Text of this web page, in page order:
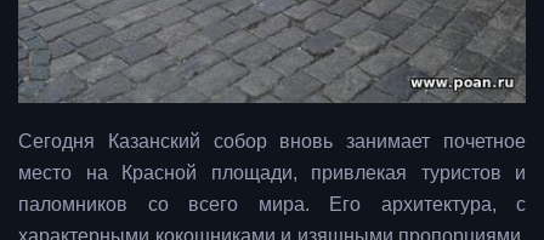
Сегодня Казанский собор вновь занимает почетное
место на Красной площади, привлекая туристов и
паломников со всего мира. Его архитектура, с